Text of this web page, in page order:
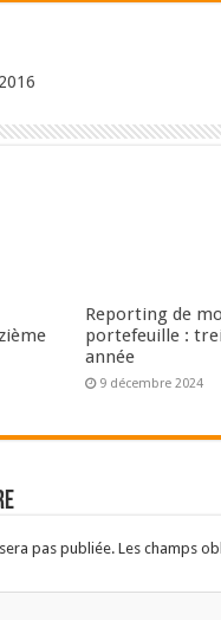
Reporting de
portefeuille :
année
9 décembre 2024
pas publiée. Les champs